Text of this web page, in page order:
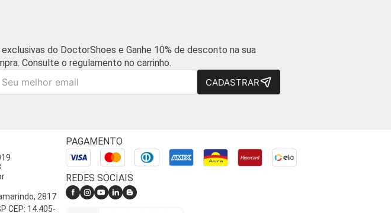
do DoctorShoes e Ganhe 10% de desconto na sua
Consulte o regulamento no carrinho.
mail
CADASTRAR
2817
CEP: 14.405-
PAGAMENTO
REDES SOCIAIS